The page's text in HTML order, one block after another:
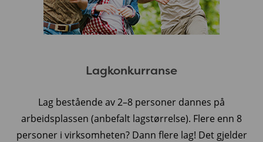
Lagkonkurranse
Lag bestående av 2–8 personer dannes på
arbeidsplassen (anbefalt lagstørrelse). Flere enn 8
personer i virksomheten? Dann flere lag! Det gjelder